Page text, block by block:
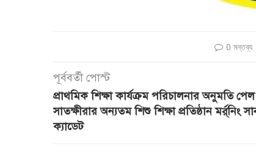
0 মন্তব্য
পূর্ববর্তী পোস্ট
প্রাথমিক শিক্ষা কার্যক্রম পরিচালনার অনুমতি পেল
সাতক্ষীরার অন্যতম শিশু শিক্ষা প্রতিষ্ঠান মর্র্নিং
ক্যাডেট